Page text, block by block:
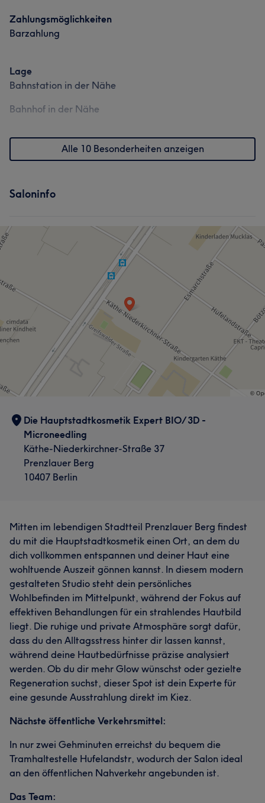
Zahlungsmöglichkeiten
Barzahlung
Lage
Bahnstation in der Nähe
Bahnhof in der Nähe
Alle 10 Besonderheiten anzeigen
Saloninfo
Die Hauptstadtkosmetik Expert BIO/3D -
Microneedling
Käthe-Niederkirchner-Straße 37
Prenzlauer Berg
10407 Berlin
Mitten im lebendigen Stadtteil Prenzlauer Berg findest
du mit die Hauptstadtkosmetik einen Ort, an dem du
dich vollkommen entspannen und deiner Haut eine
wohltuende Auszeit gönnen kannst. In diesem modern
gestalteten Studio steht dein persönliches
Wohlbefinden im Mittelpunkt, während der Fokus auf
effektiven Behandlungen für ein strahlendes Hautbild
liegt. Die ruhige und private Atmosphäre sorgt dafür,
dass du den Alltagsstress hinter dir lassen kannst,
während deine Hautbedürfnisse präzise analysiert
werden. Ob du dir mehr Glow wünschst oder gezielte
Regeneration suchst, dieser Spot ist dein Experte für
eine gesunde Ausstrahlung direkt im Kiez.
Nächste öffentliche Verkehrsmittel:
In nur zwei Gehminuten erreichst du bequem die
Tramhaltestelle Hufelandstr, wodurch der Salon ideal
an den öffentlichen Nahverkehr angebunden ist.
Das Team: